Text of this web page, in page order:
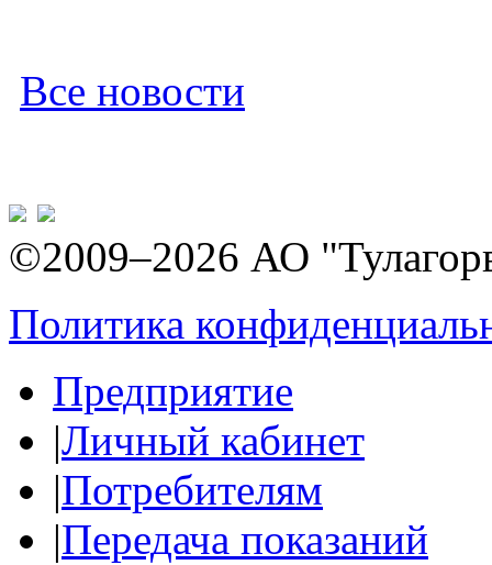
Все новости
©2009–2026 АО
Политика
Предприятие
|Личный кабинет
|Потребителям
|Передача показаний